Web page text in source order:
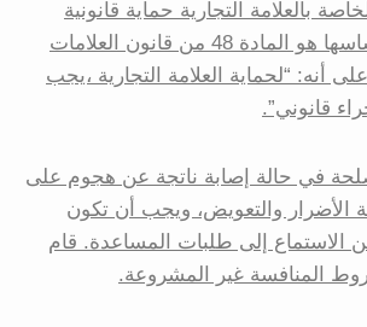
بالعلامة التجارية حماية قانونية
واسعة النطاق ،وأساسها هو المادة 48 من قانون العلامات
أنه: “لحماية العلامة التجارية ،يجب
قانوني”.
في حالة إصابة ناتجة عن هجوم على
الأضرار والتعويض، ويجب أن تكون
الاستماع إلى طلبات المساعدة. قام
المنافسة غير المشروعة.